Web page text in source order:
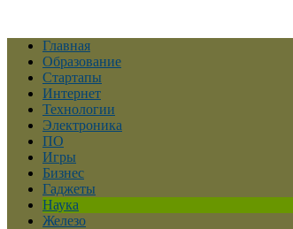
Главная
Образование
Стартапы
Интернет
Технологии
Электроника
ПО
Игры
Бизнес
Гаджеты
Наука
Железо